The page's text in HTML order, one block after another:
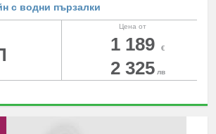
с водни пързалки
Цена от
1 189 €
2 325 лв